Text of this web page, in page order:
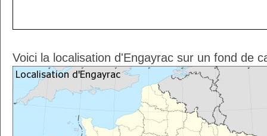
Voici la localisation d'Engayrac sur un fond de